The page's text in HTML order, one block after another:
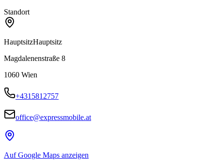
Standort
HauptsitzHauptsitz
Magdalenenstraße 8
1060 Wien
+4315812757
office@expressmobile.at
Auf Google Maps anzeigen